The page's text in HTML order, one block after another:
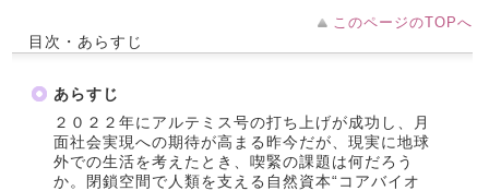
このページのTOPへ
目次・あらすじ
あらすじ
２０２２年にアルテミス号の打ち上げが成功し、月
面社会実現への期待が高まる昨今だが、現実に地球
外での生活を考えたとき、喫緊の課題は何だろう
か。閉鎖空間で人類を支える自然資本“コアバイオ